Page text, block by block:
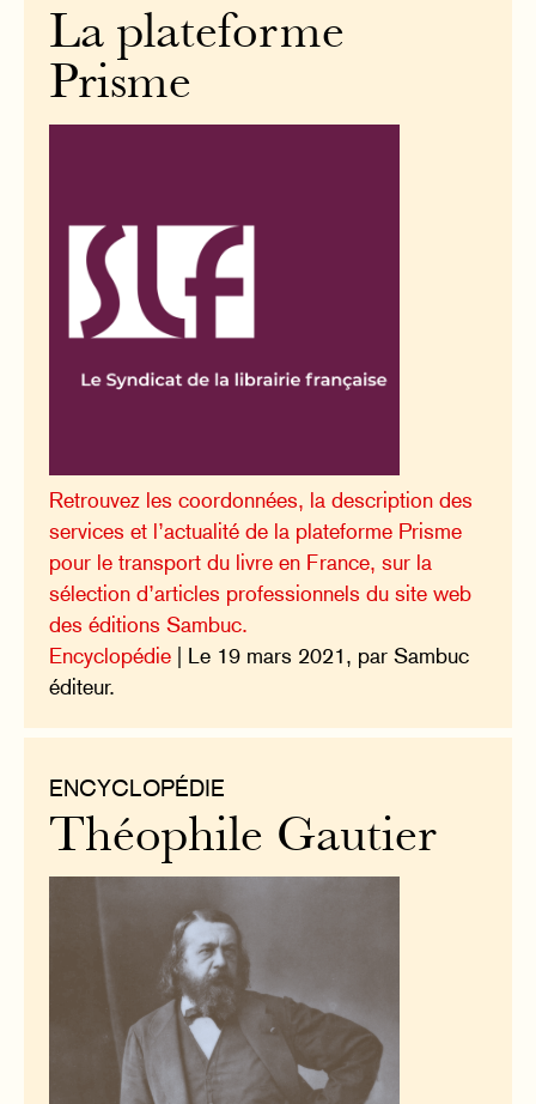
La plateforme
Prisme
Retrouvez les coordonnées, la description des
services et l’actualité de la plateforme Prisme
pour le transport du livre en France, sur la
sélection d’articles professionnels du site web
des éditions Sambuc.
Encyclopédie | Le 19 mars 2021, par Sambuc
éditeur.
ENCYCLOPÉDIE
Théophile Gautier